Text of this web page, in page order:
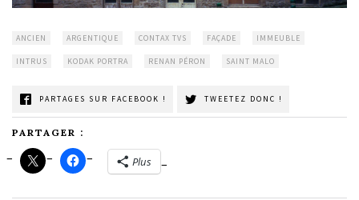
ANCIEN ARGENTIQUE CONTAX TVS FAÇADE IMMEUBLE
INTRUS KODAK PORTRA RENAN PÉRON SAINT MALO
PARTAGES SUR FACEBOOK ! TWEETEZ DONC !
PARTAGER :
Plus